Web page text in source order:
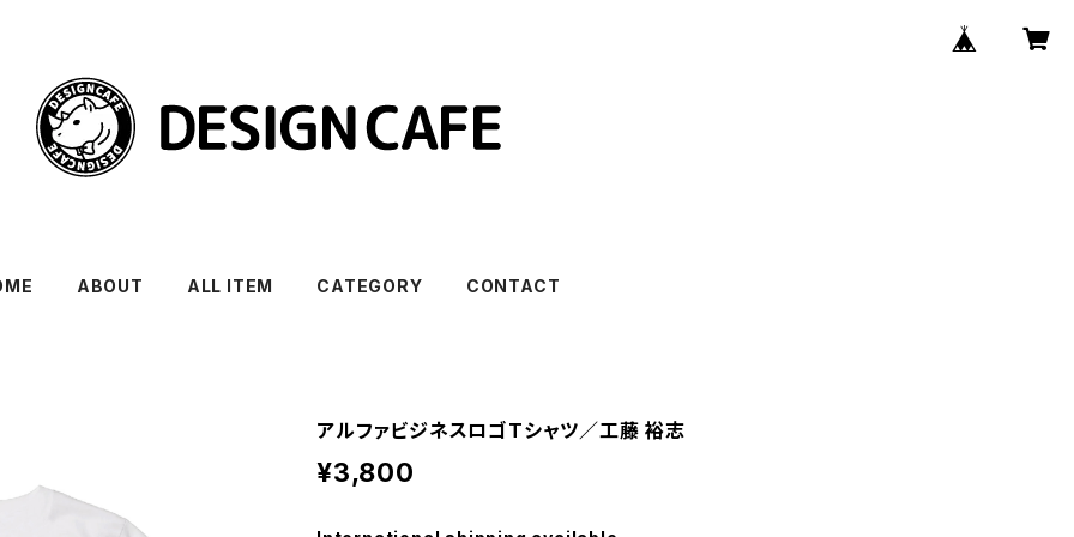
ABOUT ALL ITEM CATEGORY CONTACT
アルファビジネスロゴTシャツ／工藤 裕志
¥3,800